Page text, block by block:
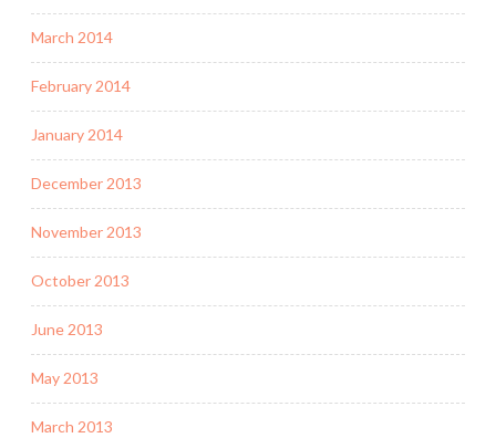
March 2014
February 2014
January 2014
December 2013
November 2013
October 2013
June 2013
May 2013
March 2013